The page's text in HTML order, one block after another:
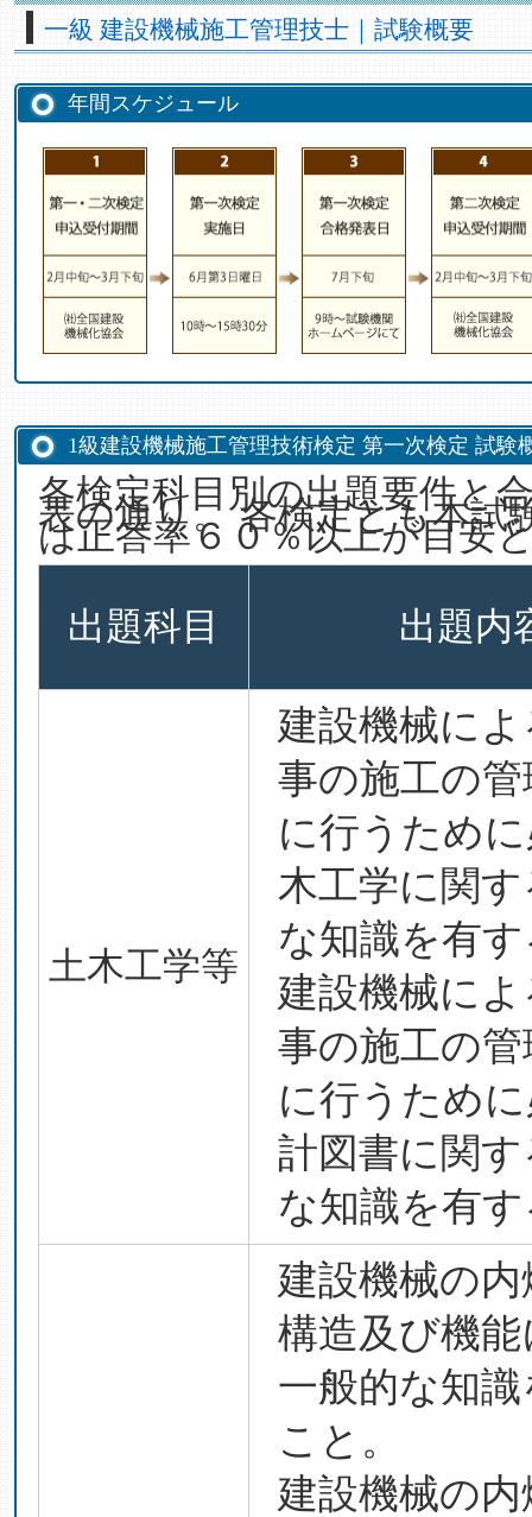
一級 建設機械施工管理技士｜試験概要
年間スケジュール
1級建設機械施工管理技術検定 第一次検定 試験
各検定科目別の出題要件と
表の通り。 各検定とも本試
は正答率６０％以上が目安
出題科目 出題内
土木工学等
建設機械に
事の施工の
に行うため
木工学に関
な知識を有
建設機械に
事の施工の
に行うため
計図書に関
な知識を有
建設機械の
構造及び機
一般的な知
こと。
建設機械の